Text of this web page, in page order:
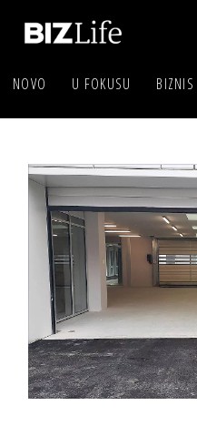
NOVO U FOKUSU BIZNIS